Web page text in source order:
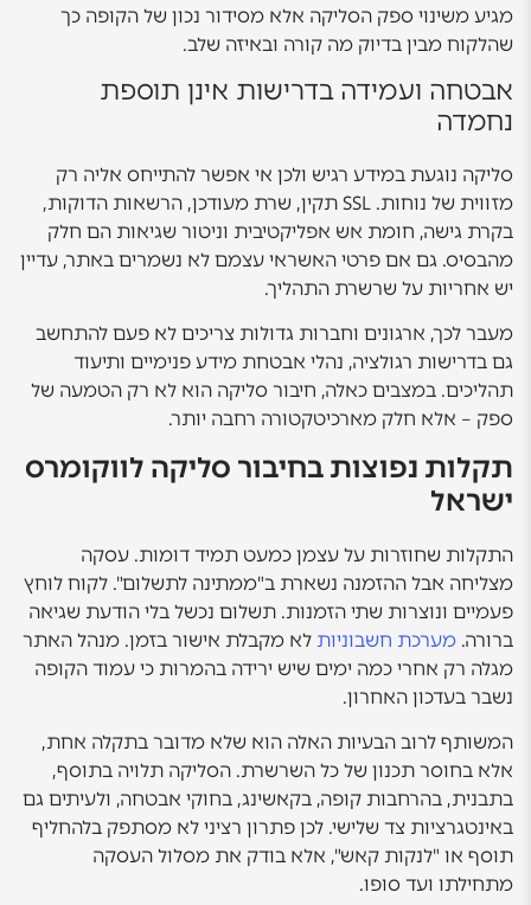
מגיע משינוי ספק הסליקה אלא מסידור נכון של הקופה כך
שהלקוח מבין בדיוק מה קורה ובאיזה שלב.
אבטחה ועמידה בדרישות אינן תוספת
נחמדה
סליקה נוגעת במידע רגיש ולכן אי אפשר להתייחס אליה רק
מזווית של נוחות. SSL תקין, שרת מעודכן, הרשאות הדוקות,
בקרת גישה, חומת אש אפליקטיבית וניטור שגיאות הם חלק
מהבסיס. גם אם פרטי האשראי עצמם לא נשמרים באתר, עדיין
יש אחריות על שרשרת התהליך.
מעבר לכך, ארגונים וחברות גדולות צריכים לא פעם להתחשב
גם בדרישות רגולציה, נהלי אבטחת מידע פנימיים ותיעוד
תהליכים. במצבים כאלה, חיבור סליקה הוא לא רק הטמעה של
ספק – אלא חלק מארכיטקטורה רחבה יותר.
תקלות נפוצות בחיבור סליקה לווקומרס
ישראל
התקלות שחוזרות על עצמן כמעט תמיד דומות. עסקה
מצליחה אבל ההזמנה נשארת ב"ממתינה לתשלום". לקוח לוחץ
פעמיים ונוצרות שתי הזמנות. תשלום נכשל בלי הודעת שגיאה
ברורה. מערכת חשבוניות לא מקבלת אישור בזמן. מנהל האתר
מגלה רק אחרי כמה ימים שיש ירידה בהמרות כי עמוד הקופה
נשבר בעדכון האחרון.
המשותף לרוב הבעיות האלה הוא שלא מדובר בתקלה אחת,
אלא בחוסר תכנון של כל השרשרת. הסליקה תלויה בתוסף,
בתבנית, בהרחבות קופה, בקאשינג, בחוקי אבטחה, ולעיתים גם
באינטגרציות צד שלישי. לכן פתרון רציני לא מסתפק בלהחליף
תוסף או "לנקות קאש", אלא בודק את מסלול העסקה
מתחילתו ועד סופו.